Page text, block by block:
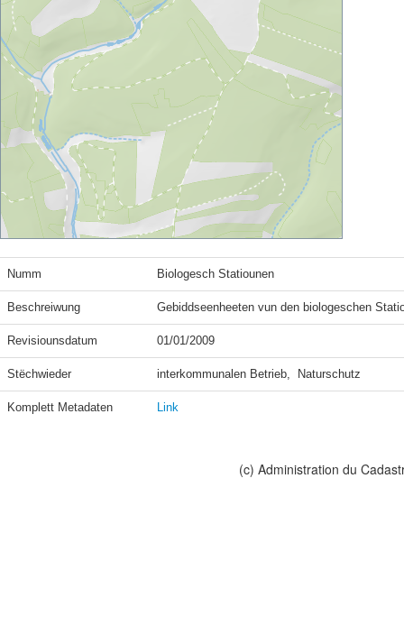
Numm Biologesch Statiounen
Beschreiwung
Revisiounsdatum 01/01/2009
Stëchwieder
Komplett Metadaten Link
(c) Administration du